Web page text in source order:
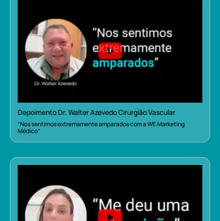
Depoimento Dr. Walter Azevedo Cirurgião Vascular
“Nos sentimos extremamente amparados com a WE Marketing
Médico”